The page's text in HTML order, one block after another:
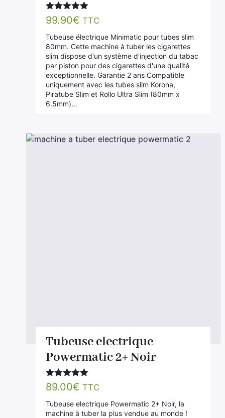
Note4.89
sur 5
99.90€ TTC
Tubeuse électrique Minimatic pour tubes slim
80mm. Cette machine à tuber les cigarettes
slim dispose d'un système d'injection du tabac
par piston pour des cigarettes d'une qualité
exceptionnelle. Garantie 2 ans Compatible
uniquement avec les tubes slim Korona,
Piratube Slim et Rollo Ultra Slim (80mm x
6.5mm)…
Tubeuse electrique
Powermatic 2+ Noir
Note5.00
sur 5
89.00€ TTC
Tubeuse electrique Powermatic 2+ Noir, la
machine à tuber la plus vendue au monde !